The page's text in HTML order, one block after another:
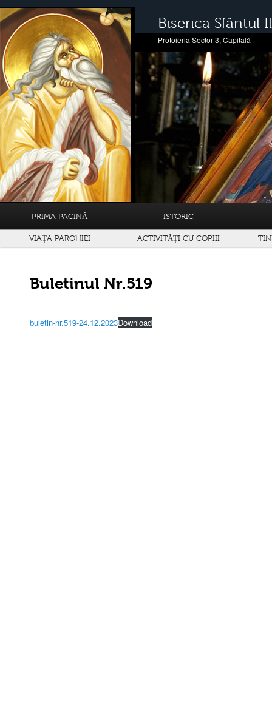
Biserica Sfântul
Protoieria Sector 3, Capitală
PRIMA PAGINĂ ISTORIC
VIAȚA PAROHIEI ACTIVITĂȚI CU COPIII
Buletinul Nr.519
buletin-nr.519-24.12.2023Download